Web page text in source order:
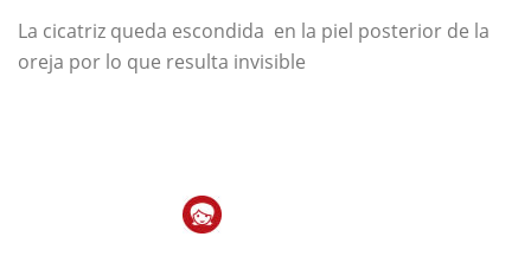
La cicatriz queda escondida en la piel posterior de la
oreja por lo que resulta invisible